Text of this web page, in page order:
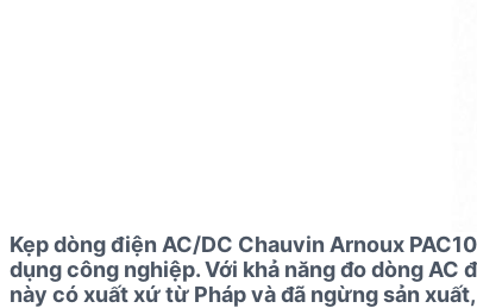
Kẹp dòng điện AC/DC Chauvin Arnoux
dụng công nghiệp. Với khả năng đo dòng AC
này có xuất xứ từ Pháp và đã ngừng sản